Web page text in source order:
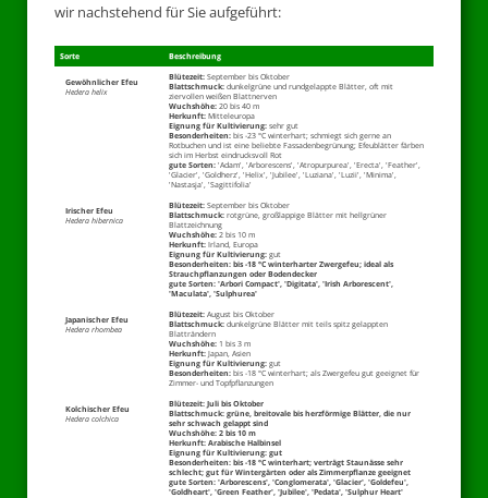
wir nachstehend für Sie aufgeführt:
Sorte Beschreibung
Gewöhnlicher Efeu
Hedera helix
Blütezeit: September bis Oktober
Blattschmuck: dunkelgrüne und rundgelappte Blätter, oft mit
ziervollen weißen Blattnerven
Wuchshöhe: 20 bis 40 m
Herkunft: Mitteleuropa
Eignung für Kultivierung: sehr gut
Besonderheiten: bis -23 °C winterhart; schmiegt sich gerne an
Rotbuchen und ist eine beliebte Fassadenbegrünung; Efeublätter färben
sich im Herbst eindrucksvoll Rot
gute Sorten: 'Adam', 'Arborescens', 'Atropurpurea', 'Erecta', 'Feather',
'Glacier', 'Goldherz', 'Helix', 'Jubilee', 'Luziana', 'Luzii', 'Minima',
'Nastasja', 'Sagittifolia'
Irischer Efeu
Hedera hibernica
Blütezeit: September bis Oktober
Blattschmuck: rotgrüne, großlappige Blätter mit hellgrüner
Blattzeichnung
Wuchshöhe: 2 bis 10 m
Herkunft: Irland, Europa
Eignung für Kultivierung: gut
Besonderheiten: bis -18 °C winterharter Zwergefeu; ideal als
Strauchpflanzungen oder Bodendecker
gute Sorten: 'Arbori Compact', 'Digitata', 'Irish Arborescent',
'Maculata', 'Sulphurea'
Japanischer Efeu
Hedera rhombea
Blütezeit: August bis Oktober
Blattschmuck: dunkelgrüne Blätter mit teils spitz gelappten
Blatträndern
Wuchshöhe: 1 bis 3 m
Herkunft: Japan, Asien
Eignung für Kultivierung: gut
Besonderheiten: bis -18 °C winterhart; als Zwergefeu gut geeignet für
Zimmer- und Topfpflanzungen
Kolchischer Efeu
Hedera colchica
Blütezeit: Juli bis Oktober
Blattschmuck: grüne, breitovale bis herzförmige Blätter, die nur
sehr schwach gelappt sind
Wuchshöhe: 2 bis 10 m
Herkunft: Arabische Halbinsel
Eignung für Kultivierung: gut
Besonderheiten: bis -18 °C winterhart; verträgt Staunässe sehr
schlecht; gut für Wintergärten oder als Zimmerpflanze geeignet
gute Sorten: 'Arborescens', 'Conglomerata', 'Glacier', 'Goldefeu',
'Goldheart', 'Green Feather', 'Jubilee', 'Pedata', 'Sulphur Heart'